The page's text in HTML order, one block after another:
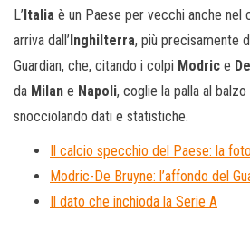
L’Italia è un Paese per vecchi anche nel
arriva dall’Inghilterra, più precisamente
Guardian, che, citando i colpi Modric e
da Milan e Napoli, coglie la palla al
snocciolando dati e statistiche.
Il calcio specchio del Paese: la
Modric-De Bruyne: l’affondo del
Il dato che inchioda la Serie A